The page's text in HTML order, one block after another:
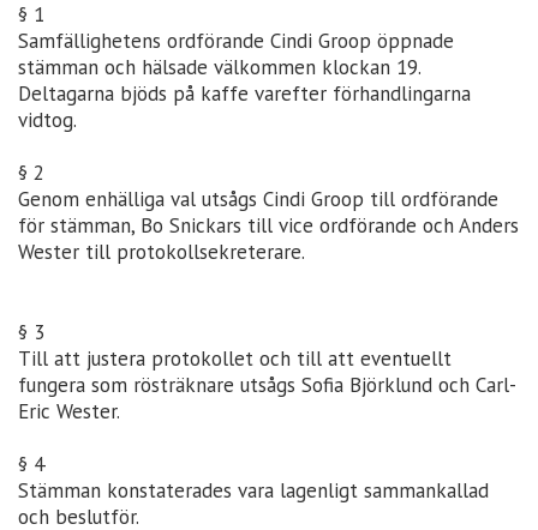
§ 1
Samfällighetens ordförande Cindi Groop öppnade
stämman och hälsade välkommen klockan 19.
Deltagarna bjöds på kaffe varefter förhandlingarna
vidtog.
§ 2
Genom enhälliga val utsågs Cindi Groop till ordförande
för stämman, Bo Snickars till vice ordförande och Anders
Wester till protokollsekreterare.
§ 3
Till att justera protokollet och till att eventuellt
fungera som rösträknare utsågs Sofia Björklund och Carl-
Eric Wester.
§ 4
Stämman konstaterades vara lagenligt sammankallad
och beslutför.